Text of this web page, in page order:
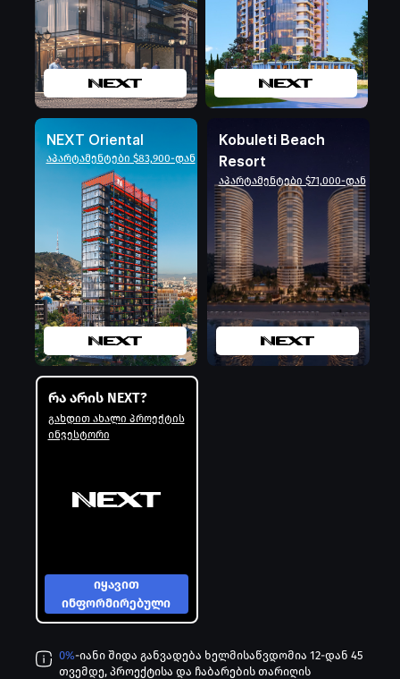
0%-იანი შიდა განვადება ხელმისაწვდომია 12-დან 45
თვემდე, პროექტისა და ჩაბარების თარიღის
NEXT Oriental
აპარტამენტები $83,900-დან
Kobuleti Beach
Resort
აპარტამენტები $71,000-დან
რა არის NEXT?
გახდით ახალი პროექტის
ინვესტორი
იყავით
ინფორმირებული